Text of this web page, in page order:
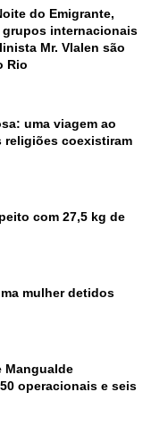
do Emigrante,
internacionais
Mr. Vlalen são
Rio
uma viagem ao
religiões coexistiram
com 27,5 kg de
mulher detidos
Mangualde
operacionais e seis